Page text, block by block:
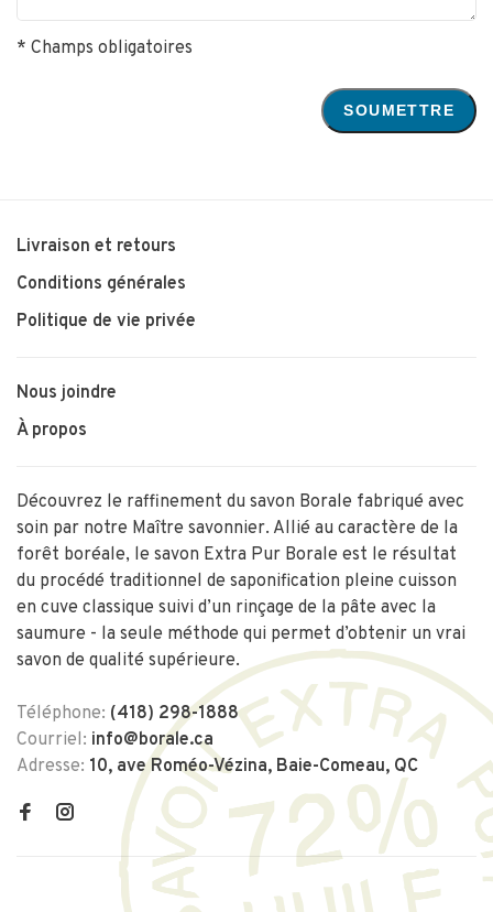
* Champs obligatoires
SOUMETTRE
Livraison et retours
Conditions générales
Politique de vie privée
Nous joindre
À propos
Découvrez le raffinement du savon Borale fabriqué avec
soin par notre Maître savonnier. Allié au caractère de la
forêt boréale, le savon Extra Pur Borale est le résultat
du procédé traditionnel de saponification pleine cuisson
en cuve classique suivi d’un rinçage de la pâte avec la
saumure - la seule méthode qui permet d’obtenir un vrai
savon de qualité supérieure.
Téléphone: (418) 298-1888
Courriel: info@borale.ca
Adresse: 10, ave Roméo-Vézina, Baie-Comeau, QC